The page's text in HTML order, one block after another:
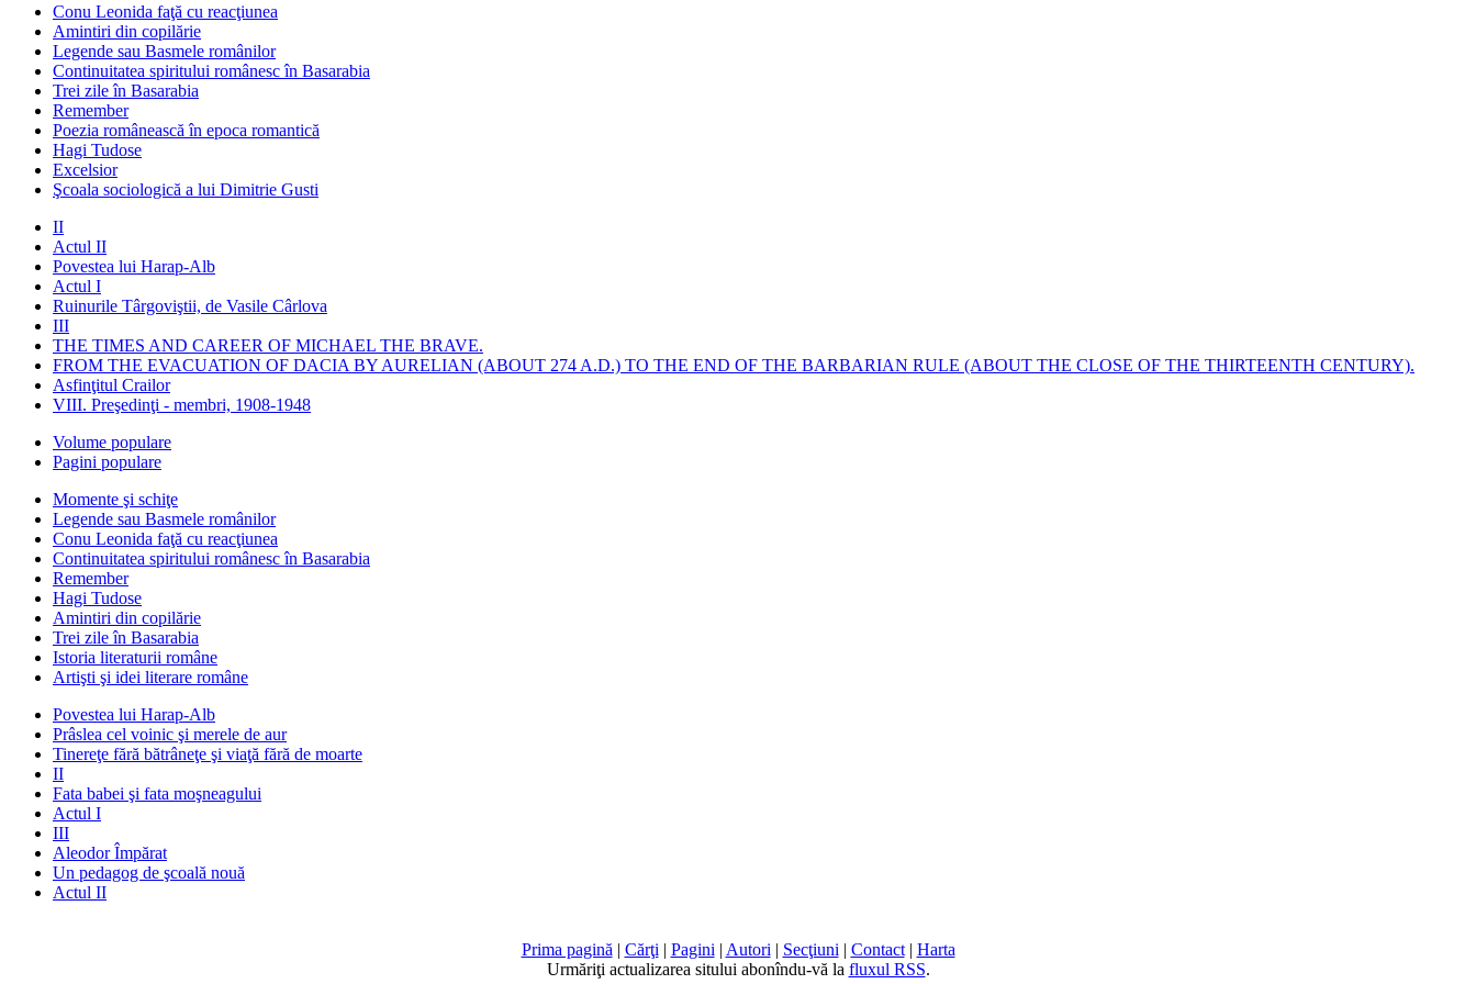
Conu Leonida faţă cu reacţiunea
Amintiri din copilărie
Legende sau Basmele românilor
Continuitatea spiritului românesc în Basarabia
Trei zile în Basarabia
Remember
Poezia românească în epoca romantică
Hagi Tudose
Excelsior
Şcoala sociologică a lui Dimitrie Gusti
II
Actul II
Povestea lui Harap-Alb
Actul I
Ruinurile Târgoviştii, de Vasile Cârlova
III
THE TIMES AND CAREER OF MICHAEL THE BRAVE.
FROM THE EVACUATION OF DACIA BY AURELIAN (ABOUT 274 A.D.) TO THE END OF THE BARBARIAN RULE (ABOUT THE CLOSE OF THE THIRTEENTH CENTURY).
Asfinţitul Crailor
VIII. Preşedinţi - membri, 1908-1948
Volume populare
Pagini populare
Momente şi schiţe
Legende sau Basmele românilor
Conu Leonida faţă cu reacţiunea
Continuitatea spiritului românesc în Basarabia
Remember
Hagi Tudose
Amintiri din copilărie
Trei zile în Basarabia
Istoria literaturii române
Artişti şi idei literare române
Povestea lui Harap-Alb
Prâslea cel voinic şi merele de aur
Tinereţe fără bătrâneţe şi viaţă fără de moarte
II
Fata babei şi fata moşneagului
Actul I
III
Aleodor Împărat
Un pedagog de şcoală nouă
Actul II
Prima pagină | Cărţi | Pagini | Autori | Secţiuni | Contact| Harta
Urmăriţi actualizarea sitului abonîndu-vă la fluxul RSS.